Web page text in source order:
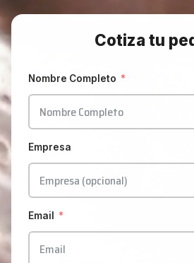
Cotiza tu
Nombre Completo
Empresa
Email